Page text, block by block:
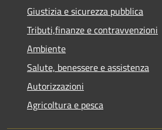
Giustizia e sicurezza pubblica
Tributi,finanze e contravvenzioni
Ambiente
Salute, benessere e assistenza
Autorizzazioni
Agricoltura e pesca